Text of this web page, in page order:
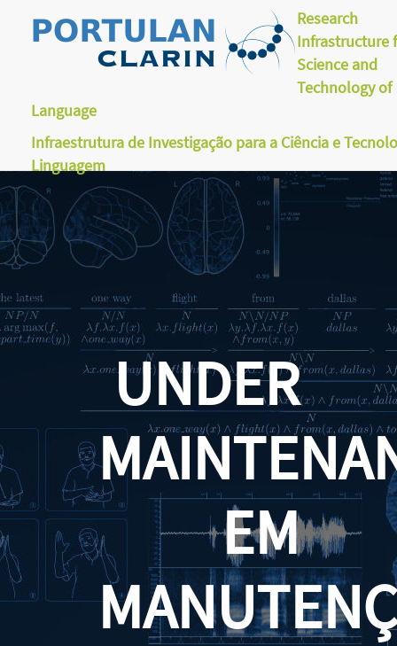
Research
Infrastructure
Science and
Technology of
Language
Infraestrutura de Investigação para a Ciência e
Linguagem
UNDER
EM